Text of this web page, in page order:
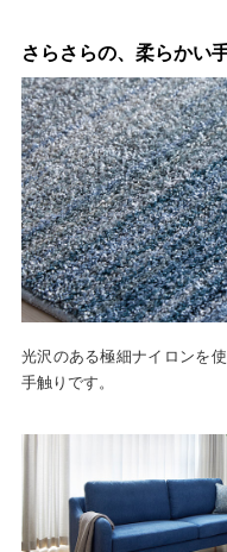
さらさらの、柔らかい
光沢のある極細ナイロンを
手触りです。